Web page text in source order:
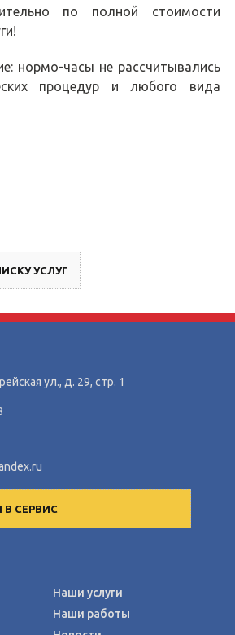
по полной стоимости
нормо-часы не рассчитывались
процедур и любого вида
УСЛУГ
ул., д. 29, стр. 1
В СЕРВИС
Наши услуги
Наши работы